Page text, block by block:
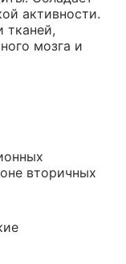
активности.
тканей,
мозга и
вторичных